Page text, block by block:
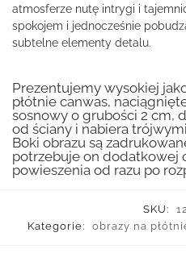
atmosferze nutę intrygi i
spokojem i jednocześnie
subtelne elementy detalu.
Prezentujemy wysokiej
płótnie canwas,
sosnowy o grubości 2 cm,
od ściany i nabiera
Boki obrazu są
potrzebuje on dodatkowej
powieszenia od razu po
SKU:
Kategorie:
obrazy na